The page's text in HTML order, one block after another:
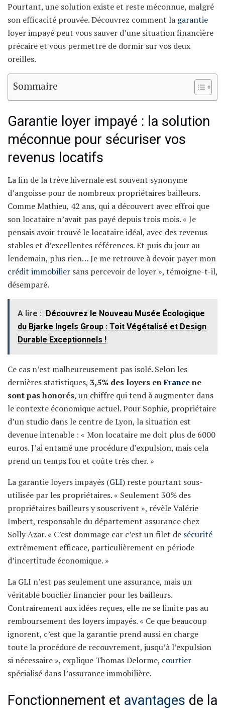
Pourtant, une solution existe et reste méconnue, malgré
son efficacité prouvée. Découvrez comment la garantie
loyer impayé peut vous sauver d’une situation financière
précaire et vous permettre de dormir sur vos deux
oreilles.
Sommaire
Garantie loyer impayé : la solution
méconnue pour sécuriser vos
revenus locatifs
La fin de la trêve hivernale est souvent synonyme
d’angoisse pour de nombreux propriétaires bailleurs.
Comme Mathieu, 42 ans, qui a découvert avec effroi que
son locataire n’avait pas payé depuis trois mois. « Je
pensais avoir trouvé le locataire idéal, avec des revenus
stables et d’excellentes références. Et puis du jour au
lendemain, plus rien… Je me retrouve à devoir payer mon
crédit immobilier sans percevoir de loyer », témoigne-t-il,
désemparé.
A lire :
Découvrez le Nouveau Musée Écologique
du Bjarke Ingels Group : Toit Végétalisé et Design
Durable Exceptionnels !
Ce cas n’est malheureusement pas isolé. Selon les
dernières statistiques, 3,5% des loyers enFrancene
sont pas honorés, un chiffre qui tend à augmenter dans
le contexte économique actuel. Pour Sophie, propriétaire
d’un studio dans le centre de Lyon, la situation est
devenue intenable : « Mon locataire me doit plus de 6000
euros. J’ai entamé une procédure d’expulsion, mais cela
prend un temps fou et coûte très cher. »
La garantie loyers impayés (GLI) reste pourtant sous-
utilisée par les propriétaires. « Seulement 30% des
propriétaires bailleurs y souscrivent », révèle Valérie
Imbert, responsable du département assurance chez
Solly Azar. « C’est dommage car c’est un filet de sécurité
extrêmement efficace, particulièrement en période
d’incertitude économique. »
La GLI n’est pas seulement une assurance, mais un
véritable bouclier financier pour les bailleurs.
Contrairement aux idées reçues, elle ne se limite pas au
remboursement des loyers impayés. « Ce que beaucoup
ignorent, c’est que la garantie prend aussi en charge
toute la procédure de recouvrement, jusqu’à l’expulsion
si nécessaire », explique Thomas Delorme, courtier
spécialisé dans l’assurance immobilière.
Fonctionnement et avantages de la